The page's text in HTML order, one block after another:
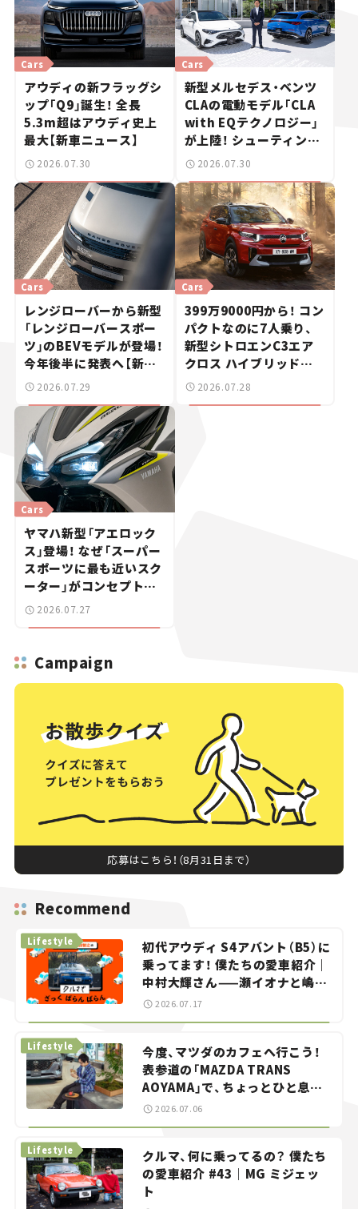
Cars
アウディの新フラッグシ
ップ「Q9」誕生！ 全長
5.3m超はアウディ史上
最大【新車ニュース】
2026.07.30
Cars
新型メルセデス・ベンツ
CLAの電動モデル「CLA
with EQテクノロジー」
が上陸！ シューティング
ブレークも発売【新車ニ
2026.07.30
Cars
レンジローバーから新型
「レンジローバースポー
ツ」のBEVモデルが登場！
今年後半に発表へ【新車
ニュース】
2026.07.29
Cars
399万9000円から！ コン
パクトなのに7人乗り、
新型シトロエンC3エア
クロス ハイブリッドが
上陸【新車ニュース】
2026.07.28
Cars
ヤマハ新型「アエロック
ス」登場！ なぜ「スーパー
スポーツに最も近いスク
ーター」がコンセプトな
のか？【新車ニュース】
2026.07.27
Campaign
応募はこちら！（8月31日まで）
Recommend
初代アウディ S4アバント（B5）に
乗ってます！ 僕たちの愛車紹介｜
中村大輝さん——瀬イオナと嶋田
智之の「クルマでざっくばらんば
らん！」＃20
Lifestyle
2026.07.17
今度、マツダのカフェへ行こう！
表参道の「MAZDA TRANS
AOYAMA」で、ちょっとひと息。
——連載｜CCGとクルマでどうす
Lifestyle
2026.07.06
クルマ、何に乗ってるの？ 僕たち
の愛車紹介 #43｜MG ミジェッ
ト
Lifestyle